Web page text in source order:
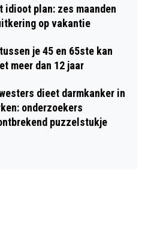
idioot plan: zes maanden
op vakantie
je 45 en 65ste kan
meer dan 12 jaar
dieet darmkanker in
onderzoekers
puzzelstukje